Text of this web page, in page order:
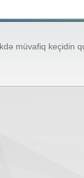
müvafiq keçidin